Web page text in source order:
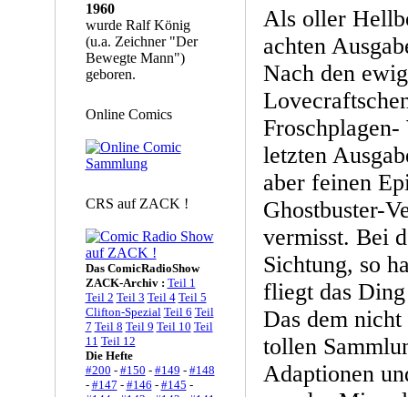
1960
wurde Ralf König
(u.a. Zeichner "Der
Bewegte Mann")
geboren.
Online Comics
CRS auf ZACK !
Das ComicRadioShow
ZACK-Archiv : Teil 1
Teil 2 Teil 3 Teil 4 Teil 5
Clifton-Spezial Teil 6 Teil
7 Teil 8 Teil 9 Teil 10 Teil
11 Teil 12
Die Hefte
#200 - #150 - #149 - #148
- #147 - #146 - #145 -
Als oller
achten
Nach den
letzten
aber feinen
Ghostbuster-
vermisst. Bei
Sichtung, so
fliegt das
Das dem
tollen
Adaptionen